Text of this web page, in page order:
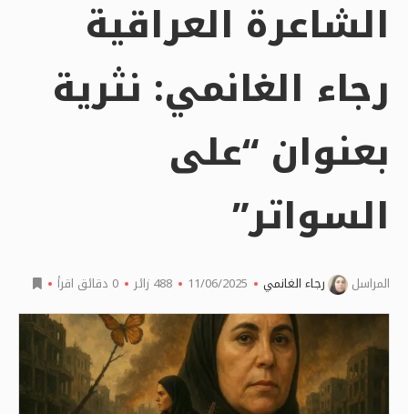
الشاعرة العراقية
رجاء الغانمي: نثرية
بعنوان “على
السواتر”
المراسل رجاء الغانمي 11/06/2025
488 زائر